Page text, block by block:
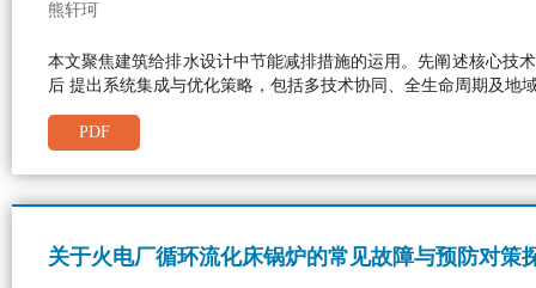
熊轩珂
本文聚焦建筑给排水设计中节能减排措施的运用。先阐述核心技
后 提出系统集成与优化策略，包括多技术协同、全生命周期及
PDF
关于火电厂循环流化床锅炉的常见故障与预防对策